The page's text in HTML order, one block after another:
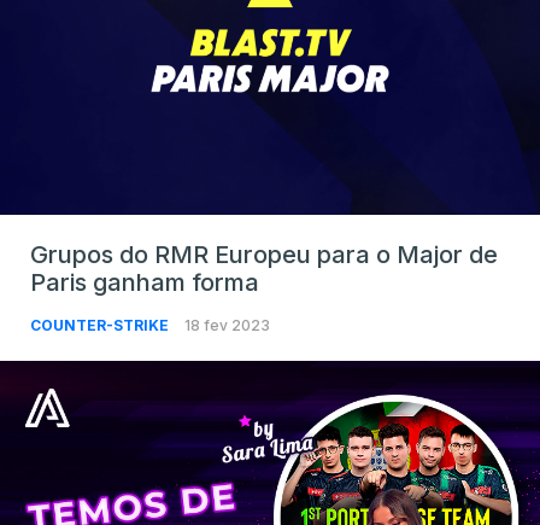
Grupos do RMR Europeu para o Major de
Paris ganham forma
COUNTER-STRIKE 18 fev 2023